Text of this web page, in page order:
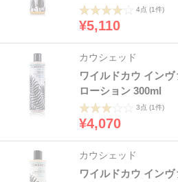
4点 (1件)
¥5,110
カウシェッド
ワイルドカウ イン
ローション 300ml
3点 (1件)
¥4,070
カウシェッド
ワイルドカウ イン